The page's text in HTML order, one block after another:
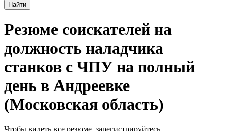
Найти
Резюме соискателей на
должность наладчика
станков с ЧПУ на полный
день в Андреевке
(Московская область)
Чтобы видеть все резюме, зарегистрируйтесь